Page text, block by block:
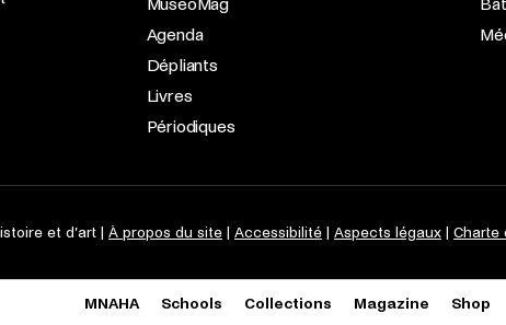
MNAHAOuverture du lien dans une nouvelle fenêtre
Schools Ouverture du lien dans une
Collections Ouverture du lien
Magazine Shop
MuseoMag
Agenda
Dépliants
Livres
Périodiques
et d’art | À propos du site Accessibilité Aspects légaux Charte